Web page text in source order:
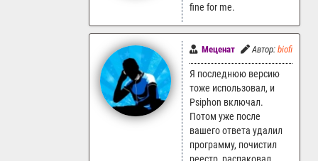
fine for me.
Меценат Автор: biofibre
Я последнюю версию
тоже использовал, и
Psiphon включал.
Потом уже после
вашего ответа удалил
программу, почистил